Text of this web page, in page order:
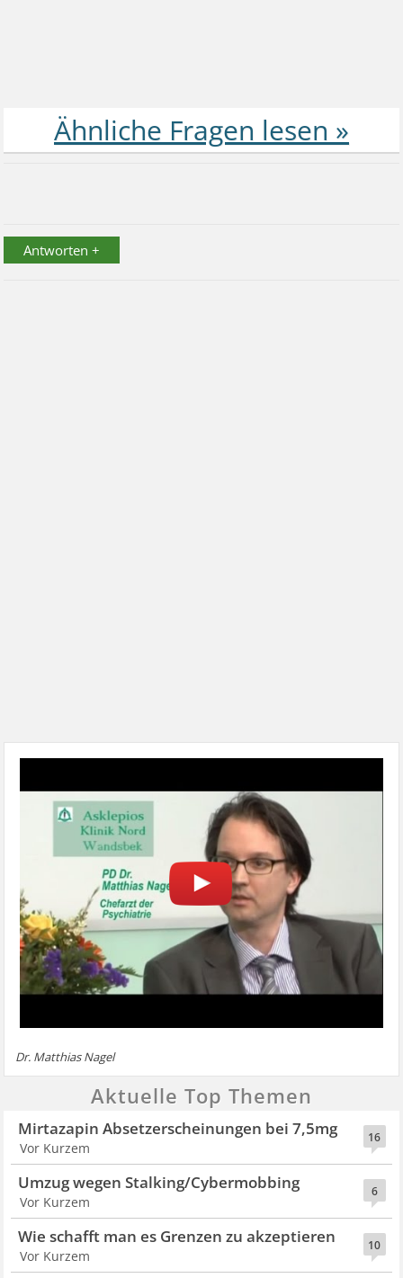
Antworten +
Dr. Matthias Nagel
Aktuelle Top Themen
16
Mirtazapin Absetzerscheinungen bei 7,5mg
Vor Kurzem
6
Umzug wegen Stalking/Cybermobbing
Vor Kurzem
10
Wie schafft man es Grenzen zu akzeptieren
Vor Kurzem